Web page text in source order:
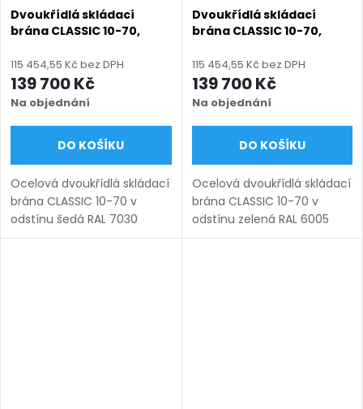
Dvoukřídlá skládací
brána CLASSIC 10-70,
míru (šířka 3000–6000
mm, výška 1000–1600
mm), šedá RAL 7030
matná
115 454,55 Kč bez DPH
139 700 Kč
Na objednání
DO KOŠÍKU
Ocelová dvoukřídlá skládací
brána CLASSIC 10-70 v
odstínu šedá RAL 7030
matná. Bezúdržbová ocel
Dvoukřídlá skládací
brána CLASSIC 10-70,
míru (šířka 3000–6000
mm, výška 1000–1600
mm), zelená RAL 6005
matná
115 454,55 Kč bez DPH
139 700 Kč
Na objednání
DO KOŠÍKU
Ocelová dvoukřídlá skládací
brána CLASSIC 10-70 v
odstínu zelená RAL 6005
matná. Bezúdržbová ocel